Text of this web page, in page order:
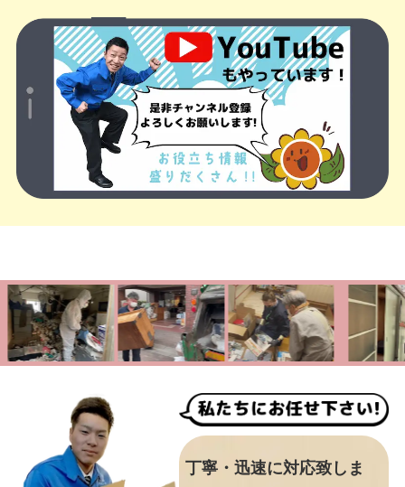
丁寧・迅速に対応致しま